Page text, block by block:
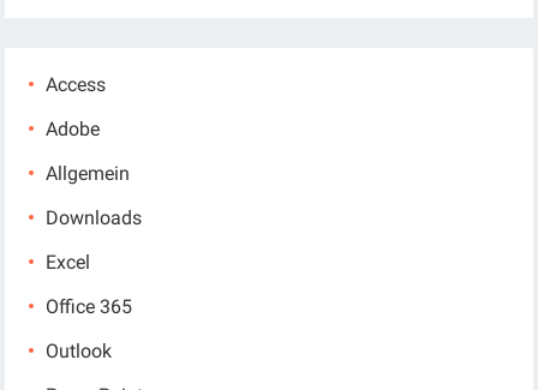
Access
Adobe
Allgemein
Downloads
Excel
Office 365
Outlook